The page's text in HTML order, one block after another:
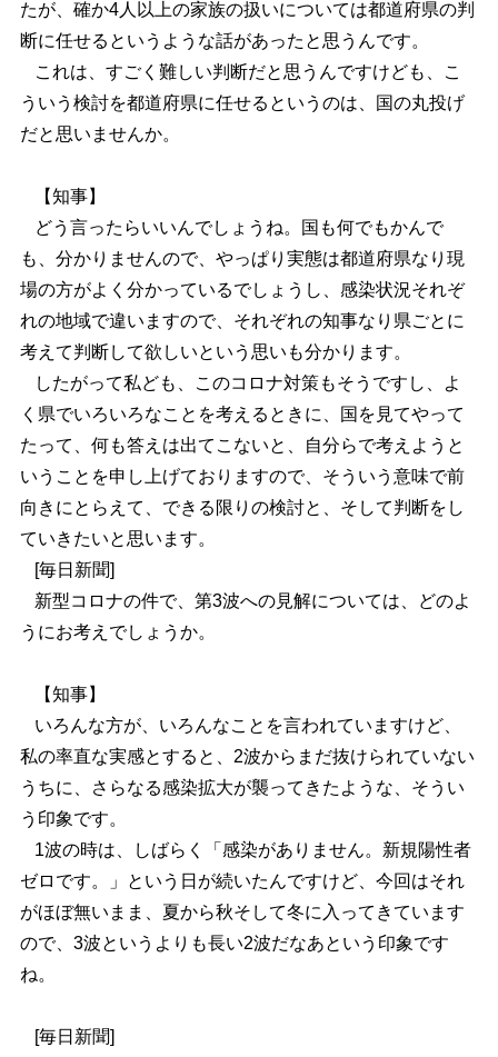
たが、確か4人以上の家族の扱いについては都道府県の判
断に任せるというような話があったと思うんです。
これは、すごく難しい判断だと思うんですけども、こ
ういう検討を都道府県に任せるというのは、国の丸投げ
だと思いませんか。
【知事】
どう言ったらいいんでしょうね。国も何でもかんで
も、分かりませんので、やっぱり実態は都道府県なり現
場の方がよく分かっているでしょうし、感染状況それぞ
れの地域で違いますので、それぞれの知事なり県ごとに
考えて判断して欲しいという思いも分かります。
したがって私ども、このコロナ対策もそうですし、よ
く県でいろいろなことを考えるときに、国を見てやって
たって、何も答えは出てこないと、自分らで考えようと
いうことを申し上げておりますので、そういう意味で前
向きにとらえて、できる限りの検討と、そして判断をし
ていきたいと思います。
[毎日新聞]
新型コロナの件で、第3波への見解については、どのよ
うにお考えでしょうか。
【知事】
いろんな方が、いろんなことを言われていますけど、
私の率直な実感とすると、2波からまだ抜けられていない
うちに、さらなる感染拡大が襲ってきたような、そうい
う印象です。
1波の時は、しばらく「感染がありません。新規陽性者
ゼロです。」という日が続いたんですけど、今回はそれ
がほぼ無いまま、夏から秋そして冬に入ってきています
ので、3波というよりも長い2波だなあという印象です
ね。
[毎日新聞]